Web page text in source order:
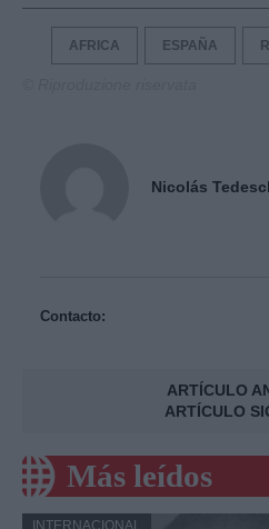
AFRICA ESPAÑA
Nicolás
Contacto:
ARTÍCULO
ARTÍCULO
Más leídos
INTERNACIONAL